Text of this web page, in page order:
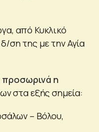
από Κυκλικό
ση της με την Αγία
προσωρινά η
στα εξής σημεία:
– Βόλου,